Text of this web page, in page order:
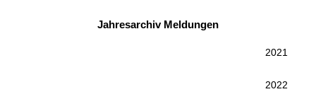
Jahresarchiv Meldungen
2021
2022